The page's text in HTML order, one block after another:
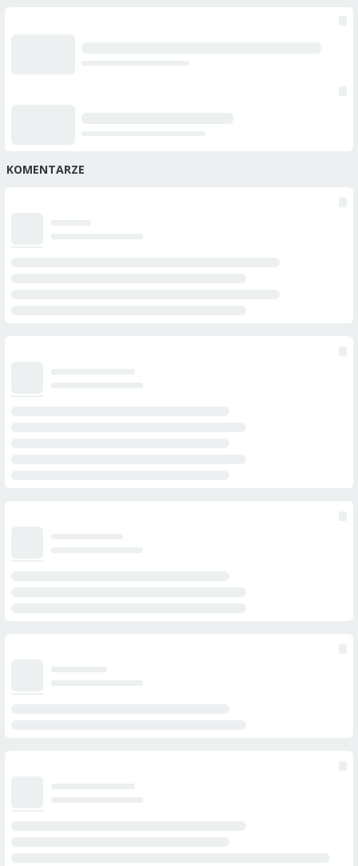
KOMENTARZE